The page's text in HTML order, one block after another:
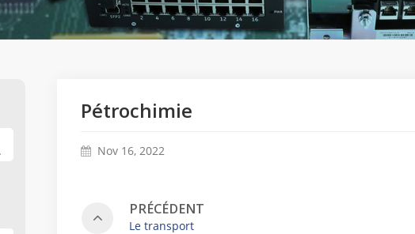
Pétrochimie
Nov 16, 2022
PRÉCÉDENT
Le transport